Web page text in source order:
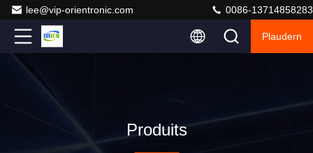
lee@vip-orientronic.com 0086-13714858283
Plaudern
Produits